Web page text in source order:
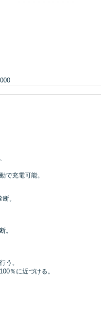
で充電可能。
。
。
う。
％に近づける。